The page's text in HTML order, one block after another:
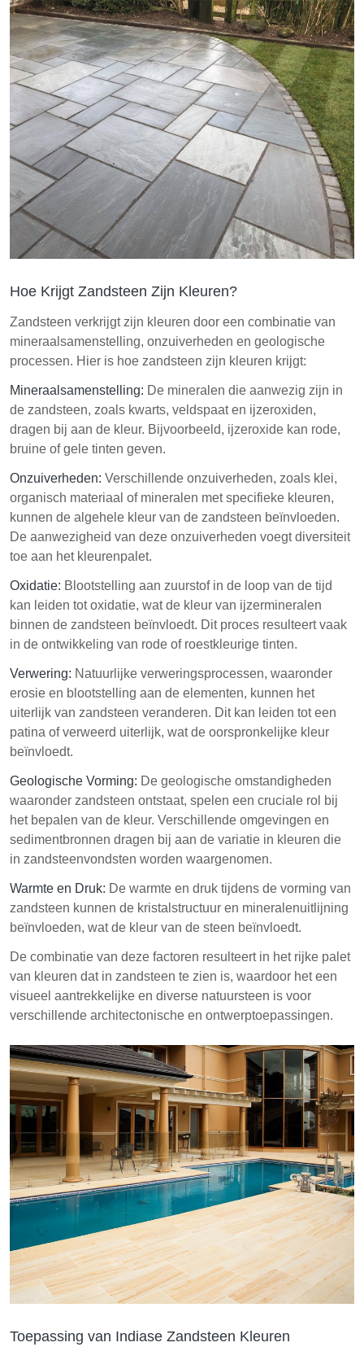
Hoe Krijgt Zandsteen Zijn Kleuren?
Zandsteen verkrijgt zijn kleuren door een combinatie van
mineraalsamenstelling, onzuiverheden en geologische
processen. Hier is hoe zandsteen zijn kleuren krijgt:
Mineraalsamenstelling: De mineralen die aanwezig zijn in
de zandsteen, zoals kwarts, veldspaat en ijzeroxiden,
dragen bij aan de kleur. Bijvoorbeeld, ijzeroxide kan rode,
bruine of gele tinten geven.
Onzuiverheden: Verschillende onzuiverheden, zoals klei,
organisch materiaal of mineralen met specifieke kleuren,
kunnen de algehele kleur van de zandsteen beïnvloeden.
De aanwezigheid van deze onzuiverheden voegt diversiteit
toe aan het kleurenpalet.
Oxidatie: Blootstelling aan zuurstof in de loop van de tijd
kan leiden tot oxidatie, wat de kleur van ijzermineralen
binnen de zandsteen beïnvloedt. Dit proces resulteert vaak
in de ontwikkeling van rode of roestkleurige tinten.
Verwering: Natuurlijke verweringsprocessen, waaronder
erosie en blootstelling aan de elementen, kunnen het
uiterlijk van zandsteen veranderen. Dit kan leiden tot een
patina of verweerd uiterlijk, wat de oorspronkelijke kleur
beïnvloedt.
Geologische Vorming: De geologische omstandigheden
waaronder zandsteen ontstaat, spelen een cruciale rol bij
het bepalen van de kleur. Verschillende omgevingen en
sedimentbronnen dragen bij aan de variatie in kleuren die
in zandsteenvondsten worden waargenomen.
Warmte en Druk: De warmte en druk tijdens de vorming van
zandsteen kunnen de kristalstructuur en mineralenuitlijning
beïnvloeden, wat de kleur van de steen beïnvloedt.
De combinatie van deze factoren resulteert in het rijke palet
van kleuren dat in zandsteen te zien is, waardoor het een
visueel aantrekkelijke en diverse natuursteen is voor
verschillende architectonische en ontwerptoepassingen.
Toepassing van Indiase Zandsteen Kleuren